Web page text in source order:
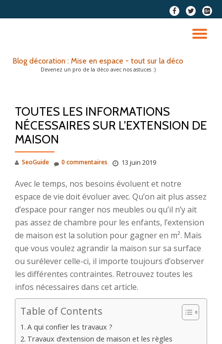
fa-
facebook
fa-
twitter
fa-
plus-
Blog décoration : Mise en espace - tout sur la déco
Devenez un pro de la déco avec nos astuces :)
TOUTES LES INFORMATIONS
NÉCESSAIRES SUR L’EXTENSION DE
MAISON
SeoGuide 13 juin 2019
0 commentaires
Avec le temps, nos besoins évoluent et notre
espace de vie doit évoluer avec. Qu’on ait plus assez
d’espace pour ranger nos meubles ou qu’il n’y ait
pas assez de chambre pour les enfants, l’extension
de maison est la solution pour gagner en m². Mais
que vous voulez agrandir la maison sur sa surface
ou surélever celle-ci, il importe toujours d’observer
les différentes contraintes. Retrouvez toutes les
infos nécessaires dans cet article.
Table of Contents
A qui confier les travaux ?
Travaux d’extension de maison et les règles